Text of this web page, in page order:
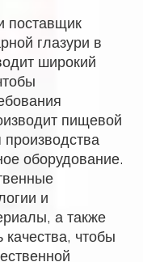
поставщик
глазури в
широкий
пищевой
оборудование.
и
а также
качества, чтобы